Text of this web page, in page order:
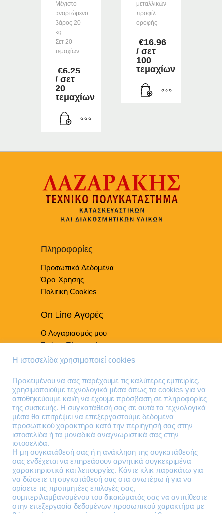
Μέγιστο
αναρτώμενο
βάρος 20
kg
Σετ 20
τεμαχίων
€6.25
/ σετ
20
τεμαχίων
μεταλλικών
προφίλ
οροφής
€16.96
/ σετ
100
τεμαχίων
Πληροφορίες
Προσωπικά Δεδομένα
Όροι Χρήσης
Πολιτική Cookies
On Line Αγορές
Ο Λογαριασμός μου
Τρόποι Πληρωμής
Τρόποι Παράδοσης
Τηλέφωνα Επικοινωνίας
210 41 13 636
210 41 13 280
Διεύθυνση
Θηβών 220
Άγιος Ιωάννης
Ρέντης
Τ.Κ. 182 33
Η ιστοσελίδα χρησιμοποιεί cookies
Προκειμένου να σας παρέχουμε τις καλύτερες εμπειρίες,
χρησιμοποιούμε τεχνολογικά μέσα όπως τα cookies για να
αποθηκεύουμε και/ή να έχουμε πρόσβαση σε πληροφορίες
της συσκευής. Η συγκατάθεσή σας σε αυτά τα τεχνολογικά
μέσα θα επιτρέψει να επεξεργαστούμε δεδομένα
προσωπικού χαρακτήρα κατά την περιήγησή σας στην
ιστοσελίδα ή τα μοναδικά αναγνωριστικά σας στην
ιστοσελίδα.
Η μη συγκατάθεσή σας ή η ανάκληση της συγκατάθεσής
σας ενδέχεται να επηρεάσουν αρνητικά συγκεκριμένα
χαρακτηριστικά και λειτουργίες. Κάντε κλικ παρακάτω για
να δώσετε τη συγκατάθεσή σας στα ανωτέρω ή για να
ορίσετε τις προτιμητέες επιλογές σας,
συμπεριλαμβανομένου του δικαιώματός σας να αντιτίθεστε
στην επεξεργασία δεδομένων προσωπικού χαρακτήρα με